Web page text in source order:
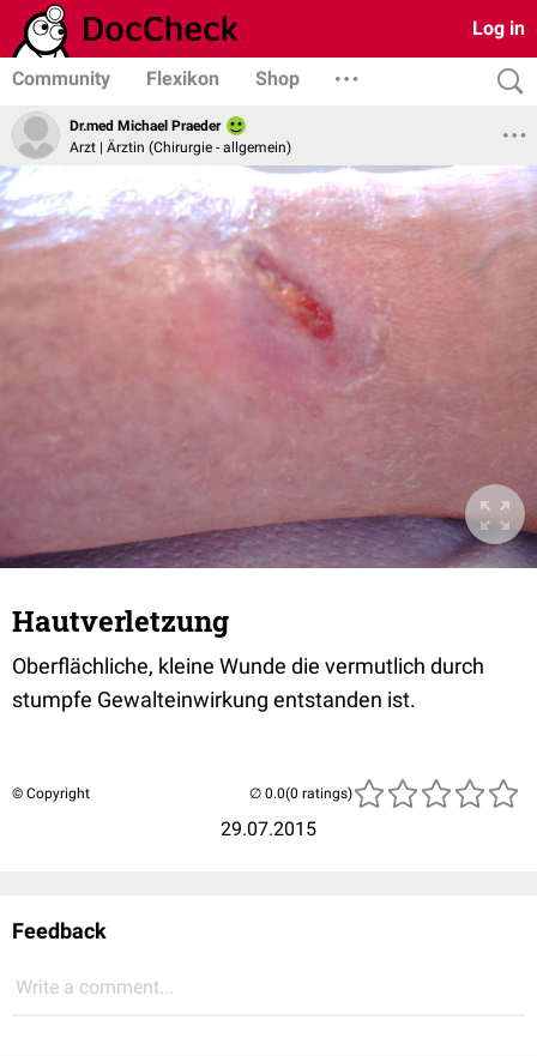
Log in
Community Flexikon Shop
Dr.med Michael Praeder
Arzt | Ärztin (Chirurgie - allgemein)
Hautverletzung
Oberflächliche, kleine Wunde die vermutlich durch
stumpfe Gewalteinwirkung entstanden ist.
© Copyright
29.07.2015
(0 ratings)
Feedback
Write a comment...